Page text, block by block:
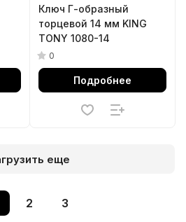
Ключ Г-образный
торцевой 14 мм KING
TONY 1080-14
0
Подробнее
еще
2 3